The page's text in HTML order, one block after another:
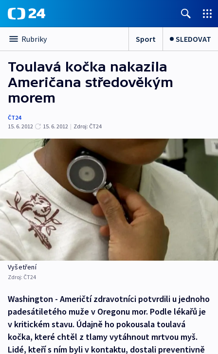
Rubriky Sport SLEDOVAT
Toulavá kočka nakazila
Američana středověkým
morem
ČT24
15. 6. 2012
15. 6. 2012 | Zdroj: ČT24
Vyšetření
Zdroj: ČT24
Washington - Američtí zdravotníci potvrdili u jednoho
padesátiletého muže v Oregonu mor. Podle lékařů je
v kritickém stavu. Údajně ho pokousala toulavá
kočka, které chtěl z tlamy vytáhnout mrtvou myš.
Lidé, kteří s ním byli v kontaktu, dostali preventivně